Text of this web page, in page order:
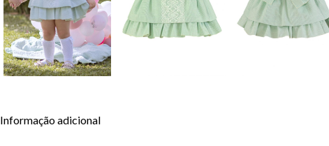
Informação adicional